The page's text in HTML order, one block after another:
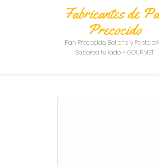
Fabricantes de
Precocido
Pan Precocido, Bollería y
Saborea tu lado + GOURMET